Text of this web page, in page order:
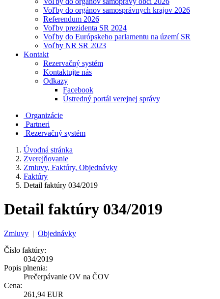
Voľby do orgánov samosprávnych krajov 2026
Referendum 2026
Voľby prezidenta SR 2024
Voľby do Európskeho parlamentu na území SR
Voľby NR SR 2023
Kontakt
Rezervačný systém
Kontaktujte nás
Odkazy
Facebook
Ústredný portál verejnej správy
Organizácie
Partneri
Rezervačný systém
Úvodná stránka
Zverejňovanie
Zmluvy, Faktúry, Objednávky
Faktúry
Detail faktúry 034/2019
Detail faktúry 034/2019
Zmluvy | Objednávky
Číslo faktúry:
034/2019
Popis plnenia:
Prečerpávanie OV na ČOV
Cena:
261,94 EUR